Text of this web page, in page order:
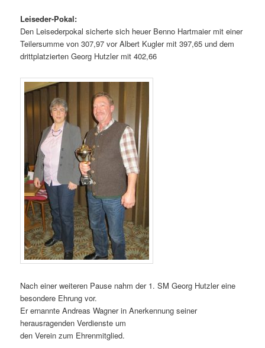
Leiseder-Pokal:
Den Leisederpokal sicherte sich heuer Benno Hartmaier mit einer
Teilersumme von 307,97 vor Albert Kugler mit 397,65 und dem
drittplatzierten Georg Hutzler mit 402,66
Nach einer weiteren Pause nahm der 1. SM Georg Hutzler eine
besondere Ehrung vor.
Er ernannte Andreas Wagner in Anerkennung seiner
herausragenden Verdienste um
den Verein zum Ehrenmitglied.